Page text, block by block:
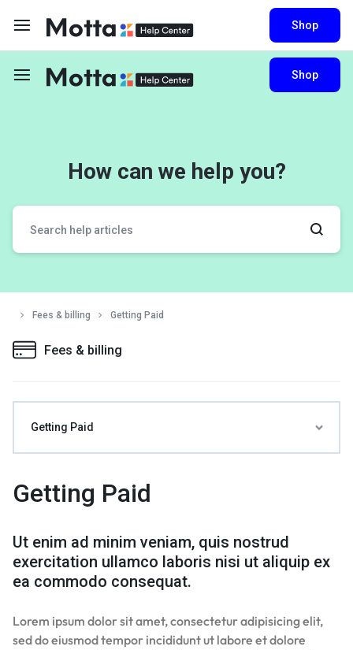
Shop
Shop
How can we help you?
Fees & billing Getting Paid
Fees & billing
Getting Paid
Ut enim ad minim veniam, quis nostrud
exercitation ullamco laboris nisi ut aliquip ex
ea commodo consequat.
Lorem ipsum dolor sit amet, consectetur adipisicing elit,
sed do eiusmod tempor incididunt ut labore et dolore
Getting Paid